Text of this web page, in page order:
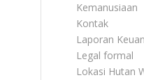
Kemanusiaan
Kontak
Laporan
Legal formal
Lokasi Hutan